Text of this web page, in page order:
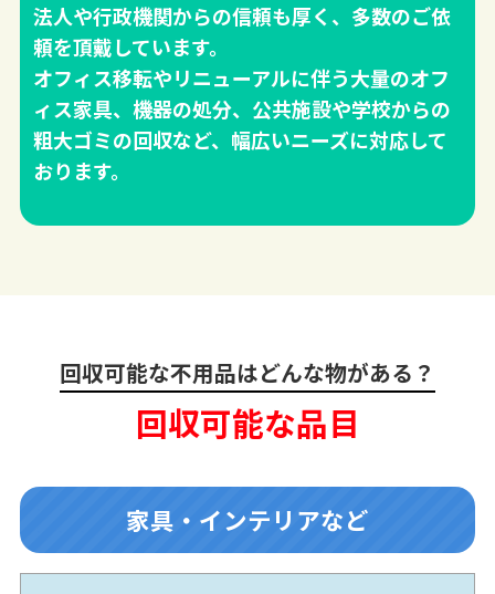
法人や行政機関からの信頼も厚く、多数のご依
頼を頂戴しています。
オフィス移転やリニューアルに伴う大量のオフ
ィス家具、機器の処分、公共施設や学校からの
粗大ゴミの回収など、幅広いニーズに対応して
おります。
回収可能な不用品はどんな物がある？
回収可能な品目
家具・インテリアなど